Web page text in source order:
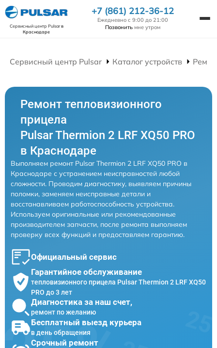
Сервисный центр Pulsarв
Краснодаре
+7 (861) 212-36-12
Ежедневно с 9:00 до 21:00
Позвонить мне утром
Сервисный центр Pulsar Каталог устройств
Ремонт тепловизионного
прицела
Pulsar Thermion 2 LRF XQ50 PRO
в Краснодаре
Выполняем ремонт Pulsar Thermion 2 LRF XQ50 PRO в
Краснодаре с устранением неисправностей любой
сложности. Проводим диагностику, выявляем причины
поломки, заменяем неисправные детали и
восстанавливаем работоспособность устройства.
Используем оригинальные или рекомендованные
производителем запчасти, после ремонта выполняем
проверку всех функций и предоставляем гарантию.
Официальный сервис
Гарантийное обслуживание
тепловизионного прицела Pulsar Thermion 2 LRF XQ50
PRO до 3 лет
Диагностика за наш счет,
ремонт по желанию
Бесплатный выезд курьера
в день обращения
Срочный ремонт